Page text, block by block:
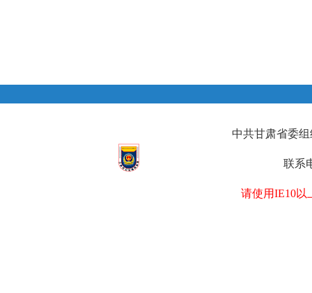
中共甘肃省委
联系
请使用IE10以